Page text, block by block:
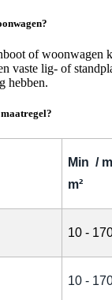
of woonwagen
vaste lig- of
hebben.
Min /
m²
10 -
10 -